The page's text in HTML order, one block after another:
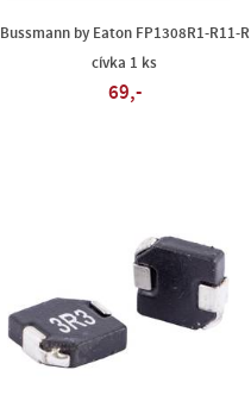
Bussmann by Eaton FP1308R1-R11-R
cívka 1 ks
69,-